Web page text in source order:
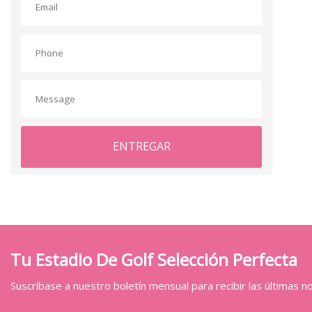
ENTREGAR
Tu Estadio De Golf Selección Perfecta
Suscríbase a nuestro boletín mensual para recibir las últimas